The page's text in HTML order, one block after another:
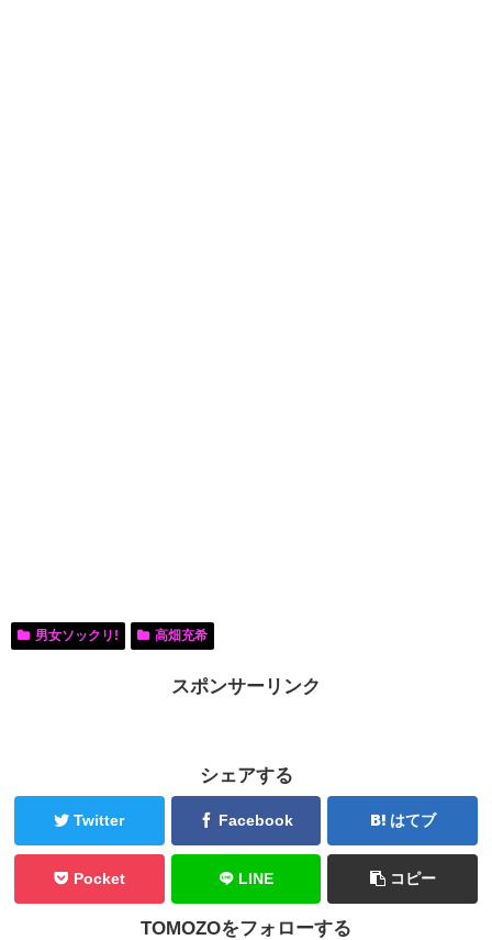
男女ソックリ! 高畑充希
スポンサーリンク
シェアする
Twitter Facebook はてブ
Pocket LINE コピー
TOMOZOをフォローする